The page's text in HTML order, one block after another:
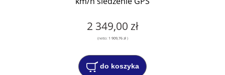
2 349,00 zł
(netto: 1 909,76 zł)
do koszyka